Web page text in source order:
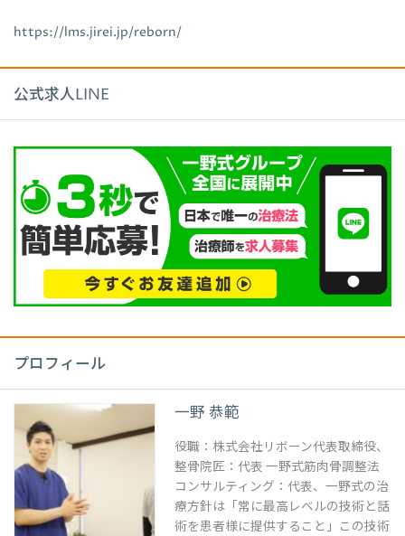
https://lms.jirei.jp/reborn/
公式求人LINE
プロフィール
一野 恭範
役職：株式会社リボーン代表取締役、
整骨院匠：代表 一野式筋肉骨調整法
コンサルティング：代表、一野式の治
療方針は「常に最高レベルの技術と話
術を患者様に提供すること」この技術